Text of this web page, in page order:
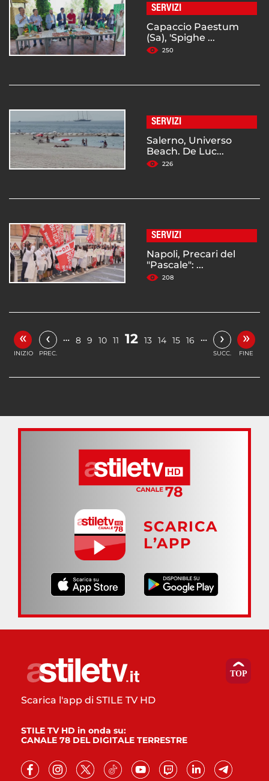
SERVIZI
Capaccio Paestum
(Sa), 'Spighe ...
250
SERVIZI
Salerno, Universo
Beach. De Luc...
226
SERVIZI
Napoli, Precari del
"Pascale": ...
208
«
INIZIO
‹
PREC.
… 8 9 10 11 12 13 14 15 16 … ›
SUCC.
»
FINE
SCARICA
L’APP
Scarica l'app di STILE TV HD
STILE TV HD in onda su:
CANALE 78 DEL DIGITALE TERRESTRE